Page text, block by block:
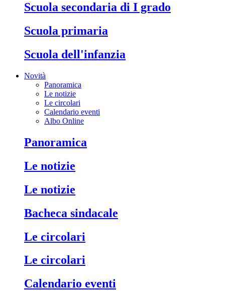
Scuola secondaria di I grado
Scuola primaria
Scuola dell'infanzia
Novità
Panoramica
Le notizie
Le circolari
Calendario eventi
Albo Online
Panoramica
Le notizie
Le notizie
Bacheca sindacale
Le circolari
Le circolari
Calendario eventi